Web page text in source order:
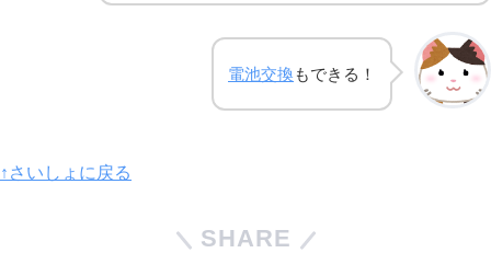
電池交換 もできる！
↑さいしょに戻る
SHARE